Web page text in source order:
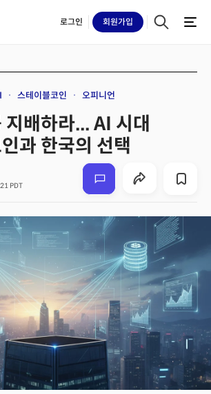
로그인 회원가입
스테이블코인 오피니언
배하라... AI 시대
과 한국의 선택
PDT